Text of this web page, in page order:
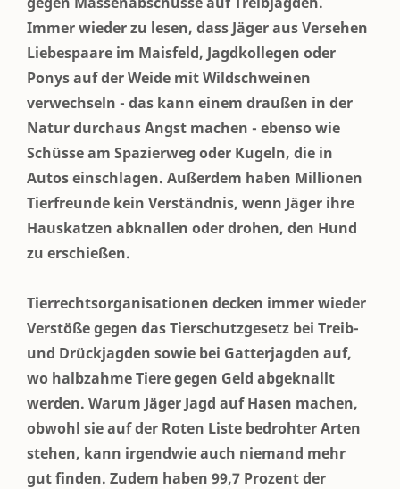
Immer wieder zu lesen, dass Jäger aus Versehen
Liebespaare im Maisfeld, Jagdkollegen oder
Ponys auf der Weide mit Wildschweinen
verwechseln - das kann einem draußen in der
Natur durchaus Angst machen - ebenso wie
Schüsse am Spazierweg oder Kugeln, die in
Autos einschlagen. Außerdem haben Millionen
Tierfreunde kein Verständnis, wenn Jäger ihre
Hauskatzen abknallen oder drohen, den Hund
zu erschießen.
Tierrechtsorganisationen decken immer wieder
Verstöße gegen das Tierschutzgesetz bei Treib-
und Drückjagden sowie bei Gatterjagden auf,
wo halbzahme Tiere gegen Geld abgeknallt
werden. Warum Jäger Jagd auf Hasen machen,
obwohl sie auf der Roten Liste bedrohter Arten
stehen, kann irgendwie auch niemand mehr
gut finden. Zudem haben 99,7 Prozent der